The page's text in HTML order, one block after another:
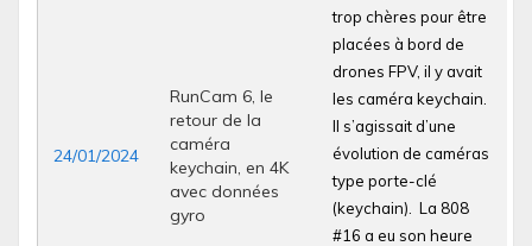
24/01/2024
RunCam 6, le
retour de la
caméra
keychain, en 4K
avec données
gyro
trop chères pour être
placées à bord de
drones FPV, il y avait
les caméra keychain.
Il s’agissait d’une
évolution de caméras
type porte-clé
(keychain). La 808
#16 a eu son heure